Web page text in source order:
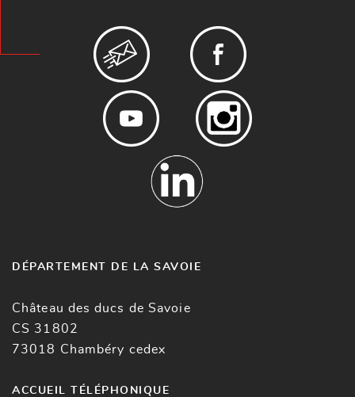
DÉPARTEMENT DE LA SAVOIE
Château des ducs de Savoie
CS 31802
73018 Chambéry cedex
ACCUEIL TÉLÉPHONIQUE